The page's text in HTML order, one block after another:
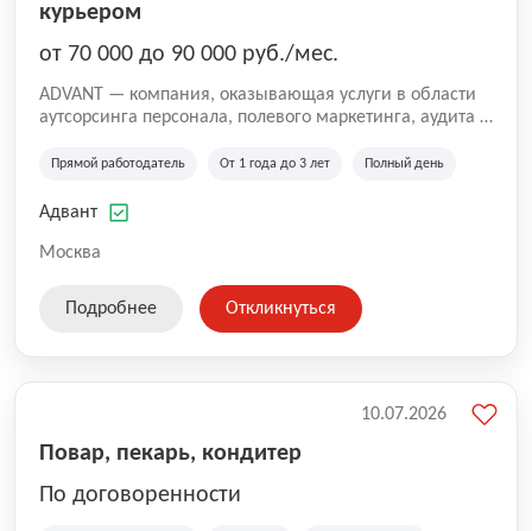
курьером
от 70 000 до 90 000 руб./мес.
ADVANT — компания, оказывающая услуги в области
аутсорсинга персонала, полевого маркетинга, аудита и
региональных клиентов. Мы работаем на рынке с
Казахстана и Беларуси, сотрудничая с компаниями из
Прямой работодатель От 1 года до 3 лет Полный день
Адвант
Москва
Подробнее Откликнуться
Повар, пекарь, кондитер
По договоренности
10.07.2026